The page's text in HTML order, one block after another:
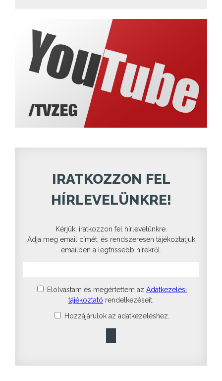
IRATKOZZON FEL
HÍRLEVELÜNKRE!
Kérjük, iratkozzon fel hírlevelünkre.
Adja meg email címét, és rendszeresen tájékoztatjuk
emailben a legfrissebb hírekről.
Elolvastam és megértettem az Adatkezelési
tájékoztató rendelkezéseit.
Hozzájárulok az adatkezeléshez.